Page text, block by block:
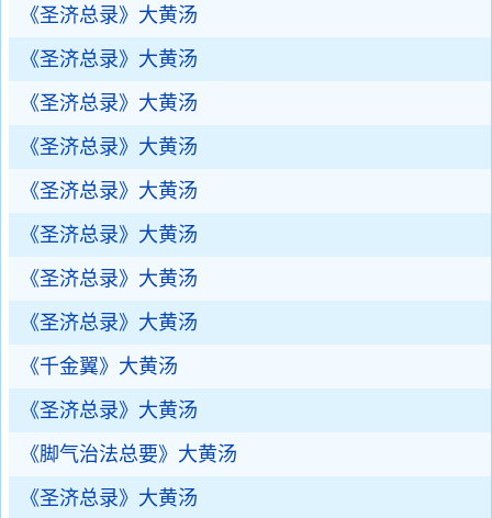
《圣济总录》大黄汤
《圣济总录》大黄汤
《圣济总录》大黄汤
《圣济总录》大黄汤
《圣济总录》大黄汤
《圣济总录》大黄汤
《圣济总录》大黄汤
《圣济总录》大黄汤
《千金翼》大黄汤
《圣济总录》大黄汤
《脚气治法总要》大黄汤
《圣济总录》大黄汤